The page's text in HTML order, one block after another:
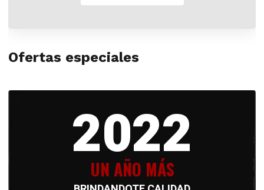
Ofertas especiales
2022
UN AÑO MÁS